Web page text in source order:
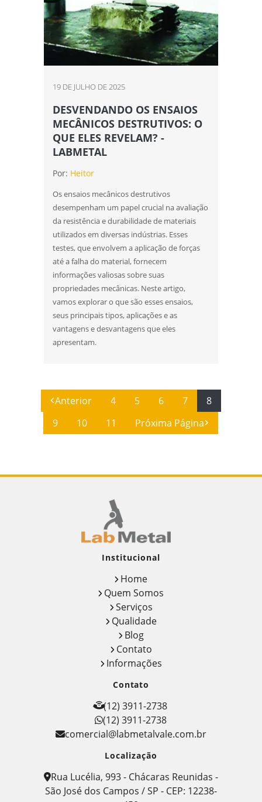
19 DE JULHO DE 2025
DESVENDANDO OS ENSAIOS
MECÂNICOS DESTRUTIVOS: O
QUE ELES REVELAM? -
LABMETAL
Por: Heitor
Os ensaios mecânicos destrutivos
desempenham um papel crucial na avaliação
da resistência e durabilidade de materiais
utilizados em diversas indústrias. Esses
testes, que envolvem a aplicação de forças
até a falha do material, fornecem
informações valiosas sobre suas
propriedades mecânicas. Neste artigo,
vamos explorar o que são esses ensaios,
seus principais tipos, aplicações e as
vantagens e desvantagens que eles
apresentam.
Anterior 4 5 6 7
8
9
10 11 Próxima Página
Institucional
Home
Quem Somos
Serviços
Qualidade
Blog
Contato
Informações
Contato
(12) 3911-2738
(12) 3911-2738
comercial@labmetalvale.com.br
Localização
Rua Lucélia, 993 - Chácaras Reunidas -
São José dos Campos / SP - CEP: 12238-